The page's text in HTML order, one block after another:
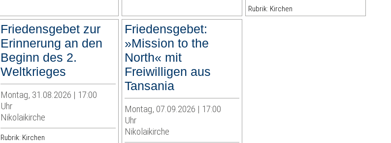
Rubrik: Kirchen
Friedensgebet zur
Erinnerung an den
Beginn des 2.
Weltkrieges
Montag, 31.08.2026 | 17:00
Uhr
Nikolaikirche
Rubrik: Kirchen
Friedensgebet:
»Mission to the
North« mit
Freiwilligen aus
Tansania
Montag, 07.09.2026 | 17:00
Uhr
Nikolaikirche